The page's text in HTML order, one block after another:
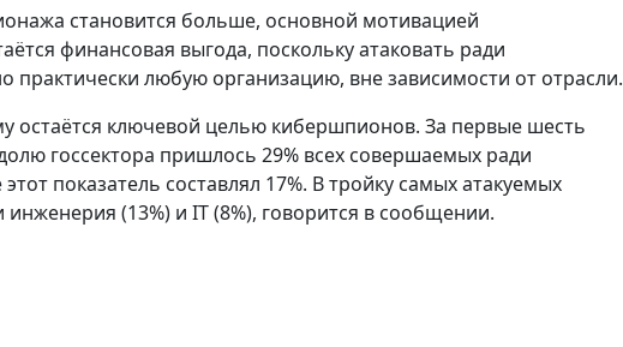
становится больше, основной мотивацией
финансовая выгода, поскольку атаковать ради
практически любую организацию, вне зависимости от отрасли.
остаётся ключевой целью кибершпионов. За первые шесть
госсектора пришлось 29% всех совершаемых ради
показатель составлял 17%. В тройку самых атакуемых
(13%) и IT (8%), говорится в сообщении.